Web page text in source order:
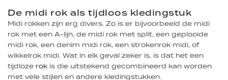
De midi rok als tijdloos kledingstuk
Midi rokken zijn erg divers. Zo is er bijvoorbeeld de midi
rok met een A-lijn, de midi rok met split, een geplooide
midi rok, een denim midi rok, een strokenrok midi, of
wikkelrok midi. Wat in elk geval zeker is, is dat het een
tijdloze rok is die uitstekend gecombineerd kan worden
met vele stijlen en andere kledingstukken.